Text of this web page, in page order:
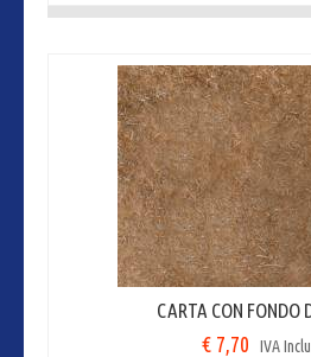
CARTA CON FONDO
€ 7,70 IVA